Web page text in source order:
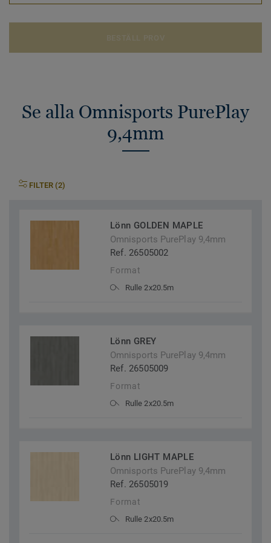
Se alla Omnisports PurePlay
9,4mm
FILTER (2)
Lönn GOLDEN MAPLE
Omnisports PurePlay 9,4mm
Ref. 26505002
Format
Rulle 2x20.5m
Lönn GREY
Omnisports PurePlay 9,4mm
Ref. 26505009
Format
Rulle 2x20.5m
Lönn LIGHT MAPLE
Omnisports PurePlay 9,4mm
Ref. 26505019
Format
Rulle 2x20.5m